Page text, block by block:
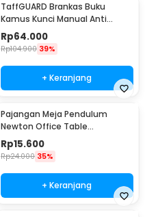
TaffGUARD Brankas Buku
Kamus Kunci Manual Anti
Maling Hidden Safe Box Sedang
- KB-10L
Rp64.000
Rp104.900 39%
+ Keranjang
Pajangan Meja Pendulum
Newton Office Table
Decoration 5 Ball S - H50S
Rp15.600
Rp24.000 35%
+ Keranjang